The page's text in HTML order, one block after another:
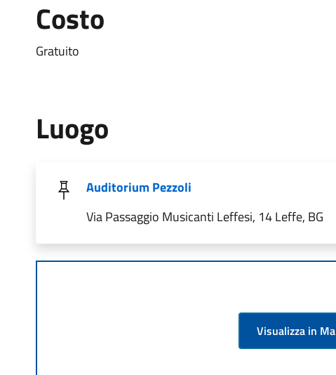
Costo
Gratuito
Luogo
Auditorium Pezzoli
Via Passaggio Musicanti Leffesi, 14 Leffe, BG
Visualizza in